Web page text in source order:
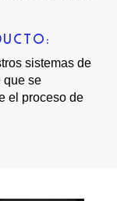
sistemas de
que se
el proceso de